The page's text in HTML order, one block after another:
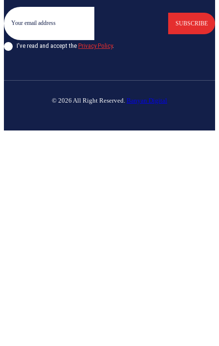
SUBSCRIBE
I've read and accept the Privacy Policy.
© 2026 All Right Reserved. Banyan Digital